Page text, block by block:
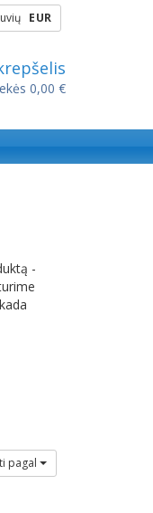
EUR
0,00 €
-
pagal